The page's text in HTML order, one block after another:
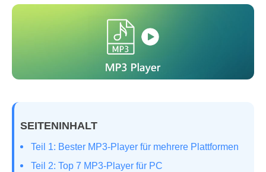
SEITENINHALT
Teil 1: Bester MP3-Player für mehrere Plattformen
Teil 2: Top 7 MP3-Player für PC